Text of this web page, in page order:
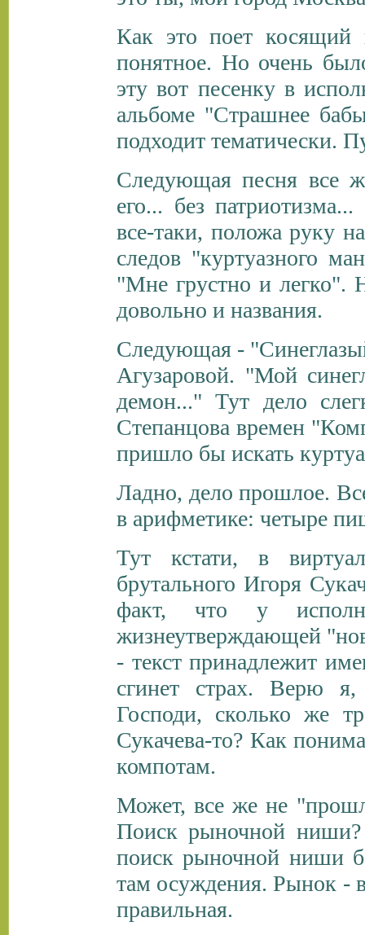
Как это поет
понятное. Но очень
эту вот песенку в
альбоме "Страшнее
подходит тематически.
Следующая песня все
его... без
все-таки, положа руку
следов "куртуазного
"Мне грустно и легко".
довольно и названия.
Следующая -
Агузаровой. "Мой
демон..." Тут дело
Степанцова времен
пришло бы искать
Ладно, дело прошлое.
в арифметике: четыре
Тут кстати, в
брутального Игоря
факт, что у
жизнеутверждающей
- текст принадлежит
сгинет страх. Верю
Господи, сколько же
Сукачева-то? Как
компотам.
Может, все же не
Поиск рыночной
поиск рыночной ниши
там осуждения. Рынок -
правильная.